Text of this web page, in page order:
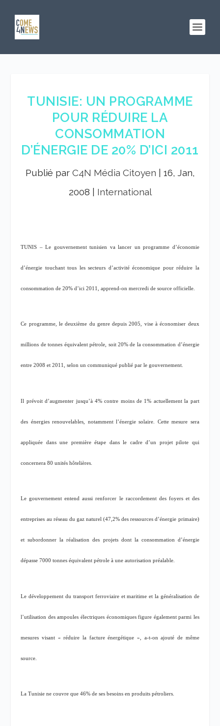
TUNISIE: UN PROGRAMME
POUR RÉDUIRE LA
CONSOMMATION
D’ÉNERGIE DE 20% D’ICI 2011
Publié par C4N Média Citoyen
16, Jan,
2008
International
TUNIS – Le gouvernement tunisien va lancer un programme d’économie
d’énergie touchant tous les secteurs d’activité économique pour réduire la
consommation de 20% d’ici 2011, apprend-on mercredi de source officielle.
Ce programme, le deuxième du genre depuis 2005, vise à économiser deux
millions de tonnes équivalent pétrole, soit 20% de la consommation d’énergie
entre 2008 et 2011, selon un communiqué publié par le gouvernement.
Il prévoit d’augmenter jusqu’à 4% contre moins de 1% actuellement la part
des énergies renouvelables, notamment l’énergie solaire. Cette mesure sera
appliquée dans une première étape dans le cadre d’un projet pilote qui
concernera 80 unités hôtelières.
Le gouvernement entend aussi renforcer le raccordement des foyers et des
entreprises au réseau du gaz naturel (47,2% des ressources d’énergie primaire)
et subordonner la réalisation des projets dont la consommation d’énergie
dépasse 7000 tonnes équivalent pétrole à une autorisation préalable.
Le développement du transport ferroviaire et maritime et la généralisation de
l’utilisation des ampoules électriques économiques figure également parmi les
mesures visant « réduire la facture énergétique », a-t-on ajouté de même
source.
La Tunisie ne couvre que 46% de ses besoins en produits pétroliers.